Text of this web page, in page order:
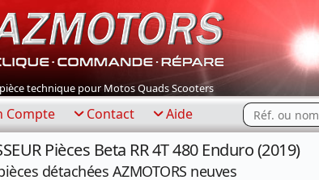
technique pour Motos Quads Scooters
Compte Contact Aide Rechercher...
Pièces Beta RR 4T 480 Enduro (2019)
détachées AZMOTORS neuves